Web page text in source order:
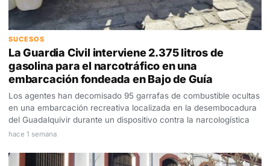
SUCESOS
La Guardia Civil interviene 2.375 litros de
gasolina para el narcotráfico en una
embarcación fondeada en Bajo de Guía
Los agentes han decomisado 95 garrafas de combustible ocultas
en una embarcación recreativa localizada en la desembocadura
del Guadalquivir durante un dispositivo contra la narcologística
hace 1 semana